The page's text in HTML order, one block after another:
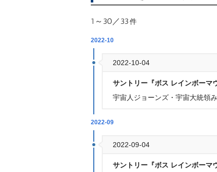
1～30／33件
2022-10
2022-10-04
サントリー『ボス レインボーマ
宇宙人ジョーンズ・宇宙大統領
2022-09
2022-09-04
サントリー『ボス レインボーマ